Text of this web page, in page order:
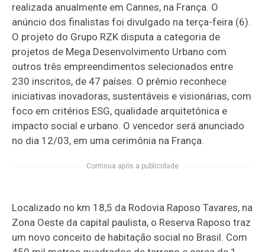
realizada anualmente em Cannes, na França. O
anúncio dos finalistas foi divulgado na terça-feira (6).
O projeto do Grupo RZK disputa a categoria de
projetos de Mega Desenvolvimento Urbano com
outros três empreendimentos selecionados entre
230 inscritos, de 47 países. O prêmio reconhece
iniciativas inovadoras, sustentáveis e visionárias, com
foco em critérios ESG, qualidade arquitetônica e
impacto social e urbano. O vencedor será anunciado
no dia 12/03, em uma cerimônia na França.
Continua após a publicidade
Localizado no km 18,5 da Rodovia Raposo Tavares, na
Zona Oeste da capital paulista, o Reserva Raposo traz
um novo conceito de habitação social no Brasil. Com